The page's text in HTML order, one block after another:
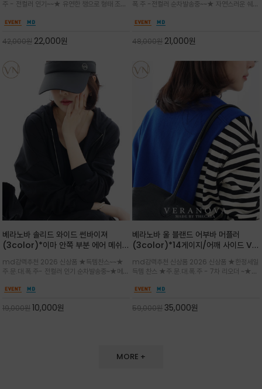
대도 간편
주 - 전컬러 인기~~★ 유연한 챙으로 형태 조절
말아 휴대하기 좋고, 챙의 모양을 살짝 바꿀 수 있
용성을 모두 갖춘 아이템
42,000원 22,000원
일링에도 편하게 쓰실수 있습니다
폭.주 -전컬러 순차발송중~~★ 자연스러운 쉐입
련된 포인트/베이직한 컬러 구성으로 어떤 스타
용도 높은 아이템
48,000원 21,000원
베라노바 솔리드 와이드 썬바이져
(3color)*이마 안쪽 부분 에어 메쉬
노바 심볼 전사 인쇄(Transfer
Printing)뒷밴딩으로 사이즈 조절이 가
능해 누구나 안정적으로 착용
md강력추천 2026 신상품 ★득템찬스~~★
주.문.대.폭.주- 전컬러 인기 순차발송중~★메쉬
일 보송보송한 스킨케어 핏(Skin-care fit)을
프,여행까지~~
19,000원10,000원
베라노바 울 블랜드 어부바 머플러
(3color)*14게이지/어깨 사이드 VN
잡는 감각적인 레이어드 니트 어부바숄/
뒷면의 은은한 V자 조직감과 부드러운
터치감으로 완성도를 높였으며, 단조로
md강력추천 신상품 2026 신상품 ★한정세일
득템 찬스 ★주.문.대.폭.주 - 7차 리오더 ~★셔
인트를 주기 좋으며, 소매 끝단에 위치한 실버
스러움을 동시에
59,000원35,000원
MORE +